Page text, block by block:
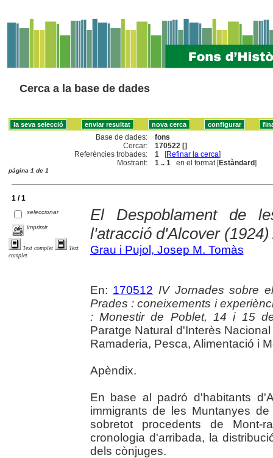
Cerca a la base de dades
Base de dades:
fons
Cercar:
170522 []
Referències trobades:
1 [Refinar la cerca]
Mostrant:
1 .. 1 en el format [Estàndard]
pàgina 1 de 1
1 / 1
seleccionar
imprimir
Text complet
Text
complet
El Despoblament de
l'atracció d'Alcover (1924)
Grau i Pujol, Josep M. Tomàs
En: 170512 IV Jornades sobre
Prades : coneixements i
: Monestir de Poblet, 14 i 15
Paratge Natural d'Interès
Ramaderia, Pesca, Alimentació i
Apèndix.
En base al padró d'habitants
immigrants de les Muntanyes
sobretot procedents de
cronologia d'arribada, la
dels cònjuges.